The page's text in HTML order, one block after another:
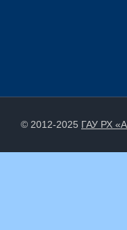
© 2012-2025 ГАУ РХ